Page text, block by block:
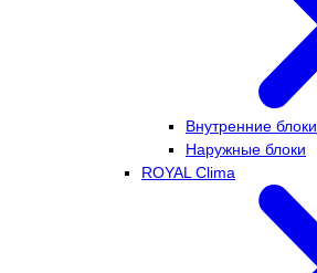
Внутренние блоки
Наружные блоки
ROYAL Clima